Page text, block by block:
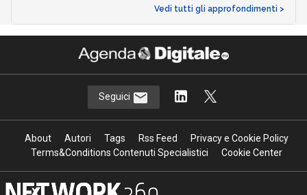
Vedi tutti gli approfondimenti >
Seguici
About Autori Tags Rss Feed
Privacy e Cookie Policy
Terms&Conditions Contenuti Specialistici
Cookie Center